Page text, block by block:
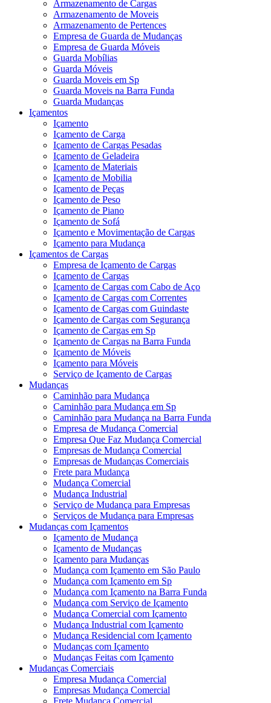
Armazenamento de Cargas
Armazenamento de Moveis
Armazenamento de Pertences
Empresa de Guarda de Mudanças
Empresa de Guarda Móveis
Guarda Mobílias
Guarda Móveis
Guarda Moveis em Sp
Guarda Moveis na Barra Funda
Guarda Mudanças
Içamentos
Içamento
Içamento de Carga
Içamento de Cargas Pesadas
Içamento de Geladeira
Içamento de Materiais
Içamento de Mobilia
Içamento de Peças
Içamento de Peso
Içamento de Piano
Içamento de Sofá
Içamento e Movimentação de Cargas
Içamento para Mudança
Içamentos de Cargas
Empresa de Içamento de Cargas
Içamento de Cargas
Içamento de Cargas com Cabo de Aço
Içamento de Cargas com Correntes
Içamento de Cargas com Guindaste
Içamento de Cargas com Segurança
Içamento de Cargas em Sp
Içamento de Cargas na Barra Funda
Içamento de Móveis
Içamento para Móveis
Serviço de Içamento de Cargas
Mudanças
Caminhão para Mudança
Caminhão para Mudança em Sp
Caminhão para Mudança na Barra Funda
Empresa de Mudança Comercial
Empresa Que Faz Mudança Comercial
Empresas de Mudança Comercial
Empresas de Mudanças Comerciais
Frete para Mudança
Mudança Comercial
Mudança Industrial
Serviço de Mudança para Empresas
Serviços de Mudança para Empresas
Mudanças com Içamentos
Içamento de Mudança
Içamento de Mudanças
Içamento para Mudanças
Mudança com Içamento em São Paulo
Mudança com Içamento em Sp
Mudança com Içamento na Barra Funda
Mudança com Serviço de Içamento
Mudança Comercial com Içamento
Mudança Industrial com Içamento
Mudança Residencial com Içamento
Mudanças com Içamento
Mudanças Feitas com Içamento
Mudanças Comerciais
Empresa Mudança Comercial
Empresas Mudança Comercial
Frete Mudança Comercial